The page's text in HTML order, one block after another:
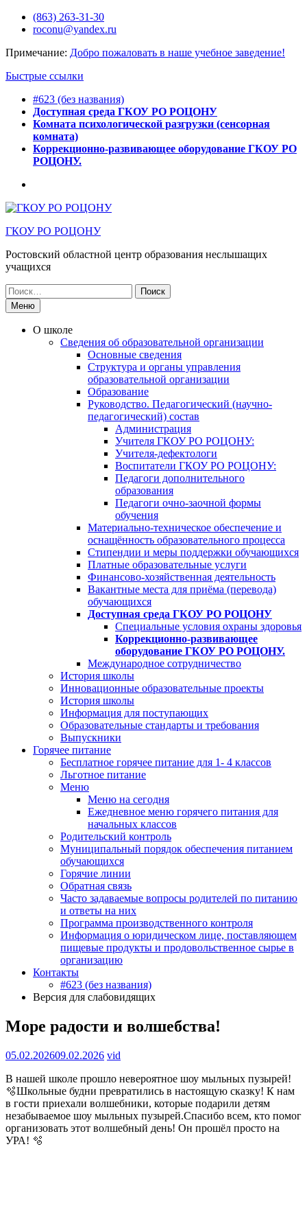
Перейти(863) 263-31-30
roconu@yandex.ru
Примечание: Добро пожаловать в наше учебное заведение!
Быстрые ссылки
#623 (без названия)
Доступная среда ГКОУ РО РОЦОНУ
Комната психологической разгрузки (сенсорная
комната)
Коррекционно-развивающее оборудование ГКОУ РО
РОЦОНУ.
ГКОУ РО РОЦОНУ
Ростовский областной центр образования неслышащих
учащихся
Искать:
Меню
О школе
Сведения об образовательной организации
Основные сведения
Структура и органы управления
образовательной организации
Образование
Руководство. Педагогический (научно-
педагогический) состав
Администрация
Учителя ГКОУ РО РОЦОНУ:
Учителя-дефектологи
Воспитатели ГКОУ РО РОЦОНУ:
Педагоги дополнительного
образования
Педагоги очно-заочной формы
обучения
Материально-техническое обеспечение и
оснащённость образовательного процесса
Стипендии и меры поддержки обучающихся
Платные образовательные услуги
Финансово-хозяйственная деятельность
Вакантные места для приёма (перевода)
обучающихся
Доступная среда ГКОУ РО РОЦОНУ
Специальные условия охраны здоровья
Коррекционно-развивающее
оборудование ГКОУ РО РОЦОНУ.
Международное сотрудничество
История школы
Инновационные образовательные проекты
История школы
Информация для поступающих
Образовательные стандарты и требования
Выпускники
Горячее питание
Бесплатное горячее питание для 1- 4 классов
Льготное питание
Меню
Меню на сегодня
Ежедневное меню горячего питания для
начальных классов
Родительский контроль
Муниципальный порядок обеспечения питанием
обучающихся
Горячие линии
Обратная связь
Часто задаваемые вопросы родителей по питанию
и ответы на них
Программа производственного контроля
Информация о юридическом лице, поставляющем
пищевые продукты и продовольственное сырье в
организацию
Контакты
#623 (без названия)
Версия для слабовидящих
Море радости и волшебства!
05.02.202609.02.2026 vid
В нашей школе прошло невероятное шоу мыльных пузырей!
🫧Школьные будни превратились в настоящую сказку! К нам
в гости приехали волшебники, которые подарили детям
незабываемое шоу мыльных пузырей.Спасибо всем, кто помог
организовать этот волшебный день! Он прошёл просто на
УРА! 🫧